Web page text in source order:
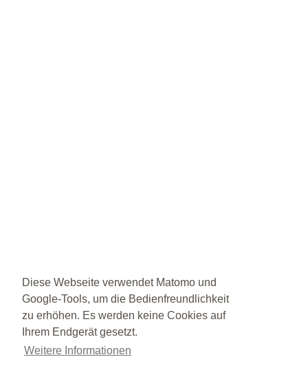
Diese Webseite verwendet Matomo und
Google-Tools, um die Bedienfreundlichkeit
zu erhöhen. Es werden keine Cookies auf
Ihrem Endgerät gesetzt.
Weitere Informationen